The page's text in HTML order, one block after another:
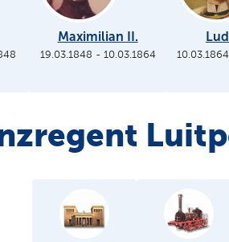
Maximilian II.
19.03.1848 - 10.03.1864 10.03.1864